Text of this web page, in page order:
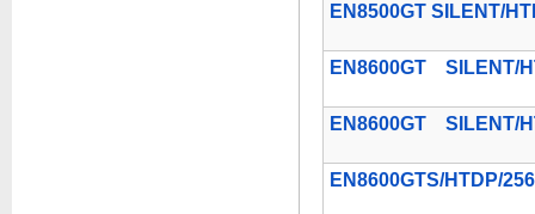
EN8500GT SILENT/
EN8600GT SILENT/
EN8600GT SILENT/
EN8600GTS/HTDP/